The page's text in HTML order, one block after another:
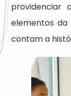
providenciar
elementos
contam a